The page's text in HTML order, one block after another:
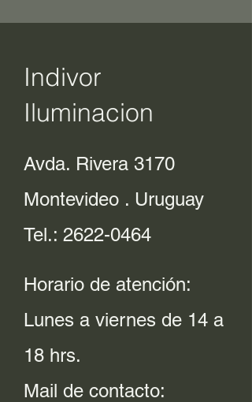
Indivor
Iluminacion
Avda. Rivera 3170
Montevideo . Uruguay
Tel.: 2622-0464
Horario de atención:
Lunes a viernes de 14 a
18 hrs.
Mail de contacto: